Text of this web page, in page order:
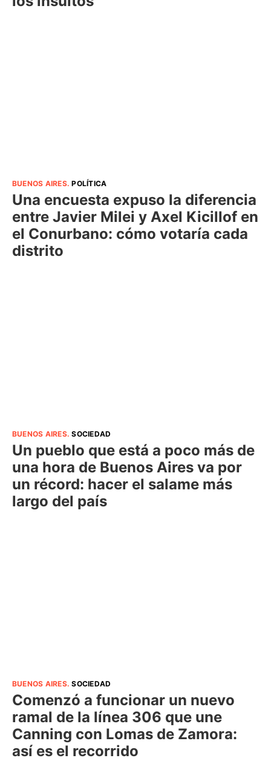
BUENOS AIRES.POLÍTICA
Una encuesta expuso la diferencia
entre Javier Milei y Axel Kicillof en
el Conurbano: cómo votaría cada
distrito
BUENOS AIRES.SOCIEDAD
Un pueblo que está a poco más de
una hora de Buenos Aires va por
un récord: hacer el salame más
largo del país
BUENOS AIRES.SOCIEDAD
Comenzó a funcionar un nuevo
ramal de la línea 306 que une
Canning con Lomas de Zamora:
así es el recorrido